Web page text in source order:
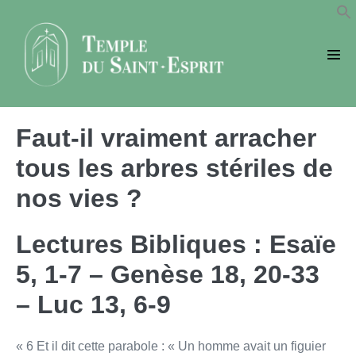
contenu
Faut-il vraiment arracher
tous les arbres stériles de
nos vies ?
Lectures Bibliques : Esaïe
5, 1-7 – Genèse 18, 20-33
– Luc 13, 6-9
« 6 Et il dit cette parabole : « Un homme avait un figuier